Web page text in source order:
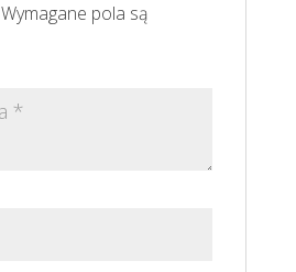
Wymagane pola są